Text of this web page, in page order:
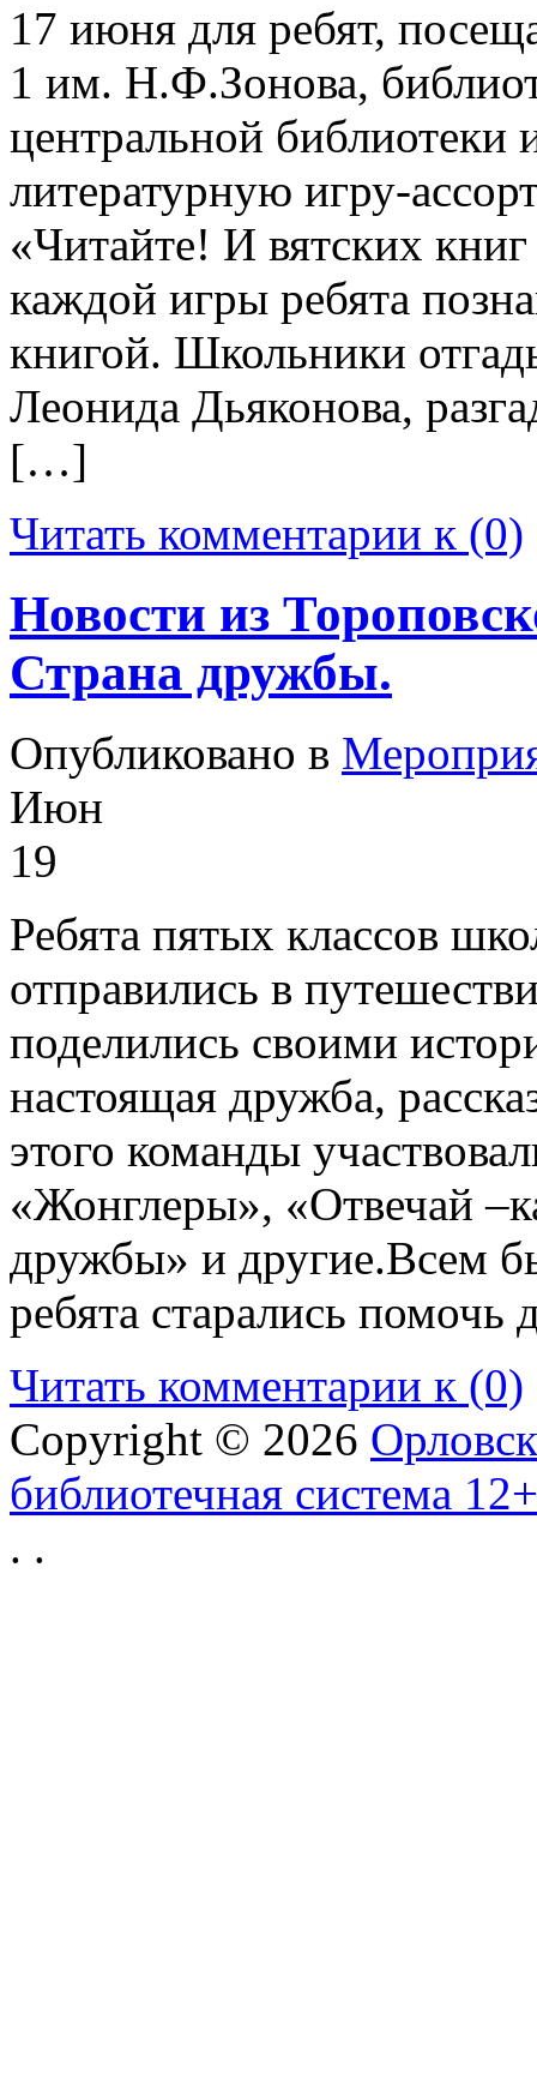
17 июня для ребят,
1 им. Н.Ф.Зонова,
центральной
литературную игру-
«Читайте! И вятских
каждой игры ребята
книгой. Школьники
Леонида Дьяконова,
[…]
Читать комментарии к (0)
Новости из
Страна дружбы.
Опубликовано в
Июн
19
Ребята пятых классов
отправились в
поделились своими
настоящая дружба,
этого команды
«Жонглеры», «Отвечай
дружбы» и другие.Всем
ребята старались
Читать комментарии к (0)
Copyright © 2026
библиотечная система 12+
. .